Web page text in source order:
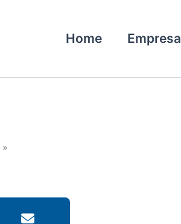
Home Empresa